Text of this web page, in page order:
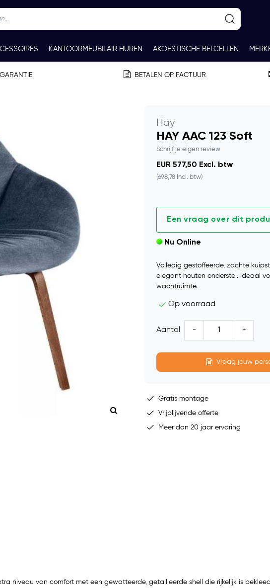
KANTOORMEUBILAIR HUREN AKOESTISCHE BELCELLEN
BETALEN OP FACTUUR
Hay
HAY AAC 123 Soft
Schrijf je eigen review
EUR 577,50 Excl. btw
(698,78 Incl. btw)
Een vraag over dit
Nu Online
Volledig gestoffeerde, zachte
elegant houten onderstel. Ideaal
wachtruimte.
Op voorraad
Aantal - +
Vraag jouw
Gratis montage
Vrijblijvende offerte
Meer dan 20 jaar ervaring
niveau van comfort met een gewatteerde, getailleerde shell die rijkelijk is